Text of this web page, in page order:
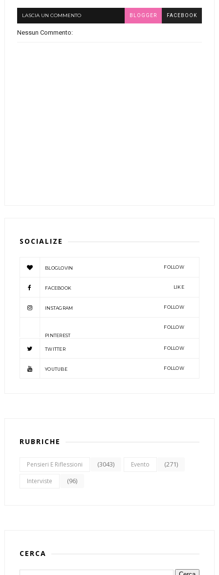
LASCIA UN COMMENTO BLOGGER FACEBOOK
Nessun Commento:
SOCIALIZE
BLOGLOVIN FOLLOW
FACEBOOK LIKE
INSTAGRAM FOLLOW
PINTEREST
FOLLOW
TWITTER FOLLOW
YOUTUBE FOLLOW
RUBRICHE
Pensieri E Riflessioni (3043) Evento (271)
Interviste (96)
CERCA